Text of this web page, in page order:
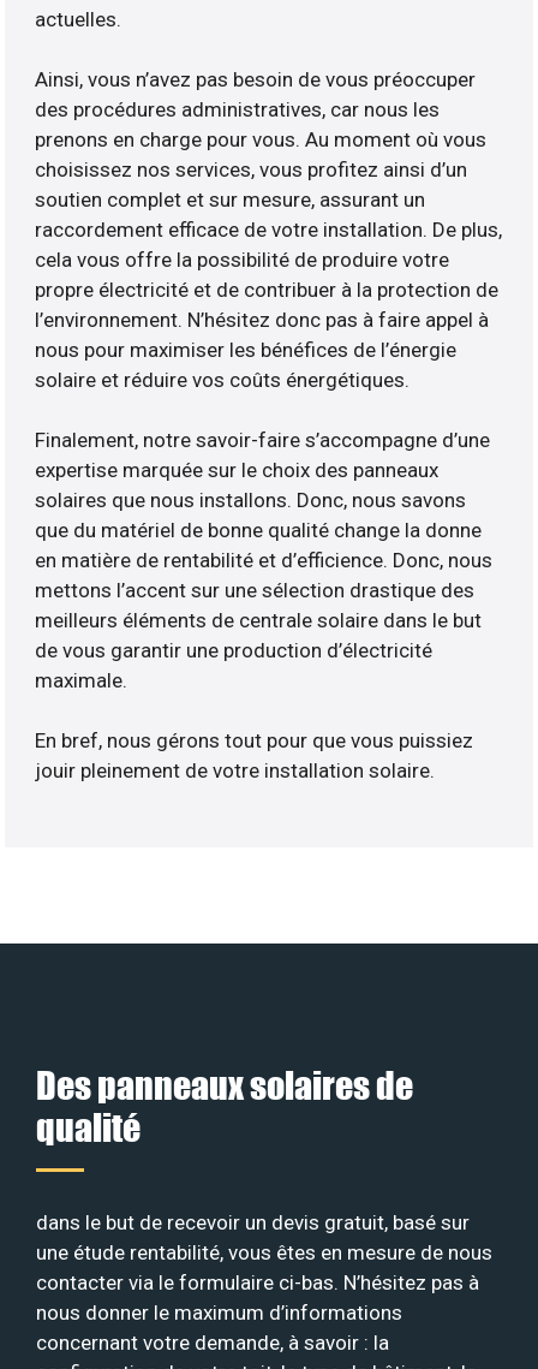
actuelles.
Ainsi, vous n’avez pas besoin de vous préoccuper
des procédures administratives, car nous les
prenons en charge pour vous. Au moment où vous
choisissez nos services, vous profitez ainsi d’un
soutien complet et sur mesure, assurant un
raccordement efficace de votre installation. De plus,
cela vous offre la possibilité de produire votre
propre électricité et de contribuer à la protection de
l’environnement. N’hésitez donc pas à faire appel à
nous pour maximiser les bénéfices de l’énergie
solaire et réduire vos coûts énergétiques.
Finalement, notre savoir-faire s’accompagne d’une
expertise marquée sur le choix des panneaux
solaires que nous installons. Donc, nous savons
que du matériel de bonne qualité change la donne
en matière de rentabilité et d’efficience. Donc, nous
mettons l’accent sur une sélection drastique des
meilleurs éléments de centrale solaire dans le but
de vous garantir une production d’électricité
maximale.
En bref, nous gérons tout pour que vous puissiez
jouir pleinement de votre installation solaire.
Des panneaux solaires de
qualité
dans le but de recevoir un devis gratuit, basé sur
une étude rentabilité, vous êtes en mesure de nous
contacter via le formulaire ci-bas. N’hésitez pas à
nous donner le maximum d’informations
concernant votre demande, à savoir : la